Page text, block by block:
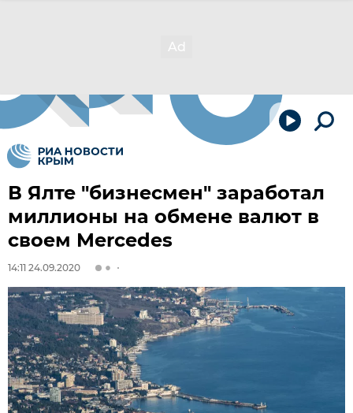
В Ялте "бизнесмен" заработал
миллионы на обмене валют в
своем Mercedes
14:11 24.09.2020